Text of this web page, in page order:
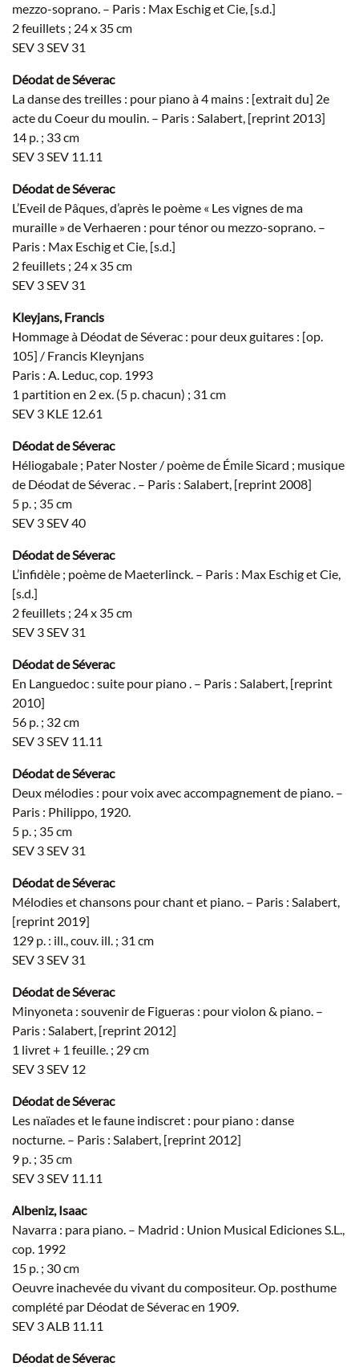
mezzo-soprano. – Paris : Max Eschig et Cie, [s.d.]
2 feuillets ; 24 x 35 cm
SEV 3 SEV 31
Déodat de Séverac
La danse des treilles : pour piano à 4 mains : [extrait du] 2e
acte du Coeur du moulin. – Paris : Salabert, [reprint 2013]
14 p. ; 33 cm
SEV 3 SEV 11.11
Déodat de Séverac
L’Eveil de Pâques, d’après le poème « Les vignes de ma
muraille » de Verhaeren : pour ténor ou mezzo-soprano. –
Paris : Max Eschig et Cie, [s.d.]
2 feuillets ; 24 x 35 cm
SEV 3 SEV 31
Kleyjans, Francis
Hommage à Déodat de Séverac : pour deux guitares : [op.
105] / Francis Kleynjans
Paris : A. Leduc, cop. 1993
1 partition en 2 ex. (5 p. chacun) ; 31 cm
SEV 3 KLE 12.61
Déodat de Séverac
Héliogabale ; Pater Noster / poème de Émile Sicard ; musique
de Déodat de Séverac . – Paris : Salabert, [reprint 2008]
5 p. ; 35 cm
SEV 3 SEV 40
Déodat de Séverac
L’infidèle ; poème de Maeterlinck. – Paris : Max Eschig et Cie,
[s.d.]
2 feuillets ; 24 x 35 cm
SEV 3 SEV 31
Déodat de Séverac
En Languedoc : suite pour piano . – Paris : Salabert, [reprint
2010]
56 p. ; 32 cm
SEV 3 SEV 11.11
Déodat de Séverac
Deux mélodies : pour voix avec accompagnement de piano. –
Paris : Philippo, 1920.
5 p. ; 35 cm
SEV 3 SEV 31
Déodat de Séverac
Mélodies et chansons pour chant et piano. – Paris : Salabert,
[reprint 2019]
129 p. : ill., couv. ill. ; 31 cm
SEV 3 SEV 31
Déodat de Séverac
Minyoneta : souvenir de Figueras : pour violon & piano. –
Paris : Salabert, [reprint 2012]
1 livret + 1 feuille. ; 29 cm
SEV 3 SEV 12
Déodat de Séverac
Les naïades et le faune indiscret : pour piano : danse
nocturne. – Paris : Salabert, [reprint 2012]
9 p. ; 35 cm
SEV 3 SEV 11.11
Albeniz, Isaac
Navarra : para piano. – Madrid : Union Musical Ediciones S.L.,
cop. 1992
15 p. ; 30 cm
Oeuvre inachevée du vivant du compositeur. Op. posthume
complété par Déodat de Séverac en 1909.
SEV 3 ALB 11.11
Déodat de Séverac